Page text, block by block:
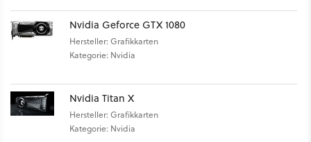
Nvidia Geforce GTX 1080
Hersteller: Grafikkarten
Kategorie: Nvidia
Nvidia Titan X
Hersteller: Grafikkarten
Kategorie: Nvidia